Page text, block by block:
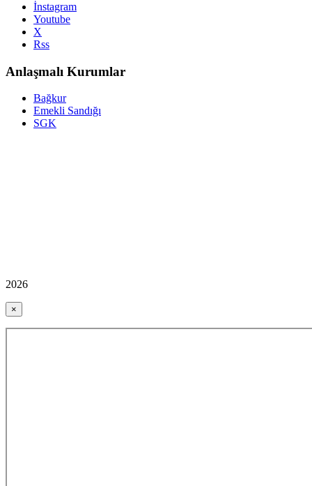
İnstagram
Youtube
X
Rss
Anlaşmalı Kurumlar
Bağkur
Emekli Sandığı
SGK
2026
×